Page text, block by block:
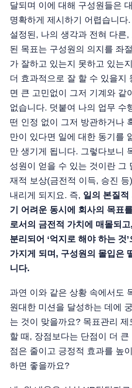
달되며 이에 대해 구성원들은
명확하게 제시하기 어렵습니다.
설정된, 나의 생각과 전혀 다른
된 목표는 구성원의 의지를 좌
가 잘하고 있는지 못하고 있는
더 효과적으로 잘 할 수 있을지
면 큰 고민없이 그저 기계와 같
없습니다. 덧붙여 나의 업무 수
떤 인정 없이 그저 방관하거나
만이 있다면 일에 대한 동기를
만 생기게 됩니다. 그렇다보니
성원이 얻을 수 있는 것이란 그
재적 보상(금전적 이득, 승진
내리게 되지요. 즉, 일의 본질적
기 어려운 동시에 회사의 목표
로서의 금전적 가치에 매몰되
분리되어 ‘억지로 해야 하는 것
가지게 되며, 구성원의 몰입은
니다.
과연 이와 같은 상황 속에서도
원대한 미션을 달성하는 데에
는 것이 맞을까요? 목표관리 제
할 때, 장점보다는 단점이 더
점은 줄이고 긍정적 효과를 높
하면 좋을까요?